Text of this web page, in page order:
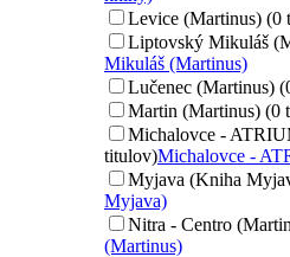
Levice (Martinus) (0
Liptovský Mikuláš
Mikuláš (Martinus)
Lučenec (Martinus)
Martin (Martinus) (0
Michalovce -
titulov)Michalovce -
Myjava (Kniha
Myjava)
Nitra - Centro
(Martinus)